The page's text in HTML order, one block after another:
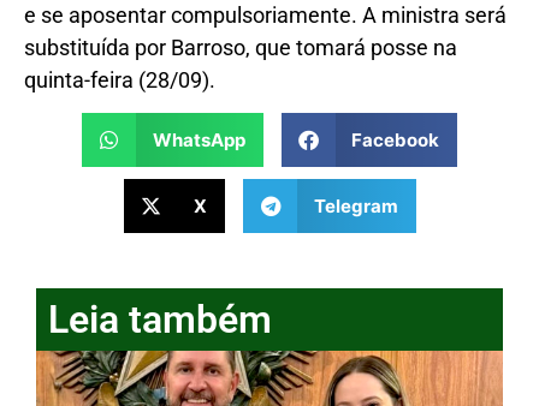
e se aposentar compulsoriamente. A ministra será
substituída por Barroso, que tomará posse na
quinta-feira (28/09).
WhatsApp Facebook
X Telegram
Leia também